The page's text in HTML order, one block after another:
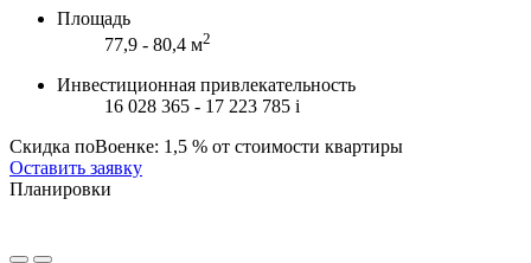
Площадь
77,9 - 80,4 м2
Инвестиционная привлекательность
16 028 365 - 17 223 785 i
Скидка поВоенке: 1,5 % от стоимости квартиры
Оставить заявку
Планировки